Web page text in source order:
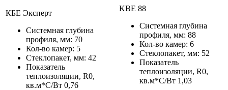
КБЕ Эксперт
Системная глубина
профиля, мм: 70
Кол-во камер: 5
Стеклопакет, мм: 42
Показатель
теплоизоляции, R0,
кв.м*С/Вт 0,76
KBE 88
Системная глубина
профиля, мм: 88
Кол-во камер: 6
Стеклопакет, мм: 52
Показатель
теплоизоляции, R0,
кв.м*С/Вт 1,03